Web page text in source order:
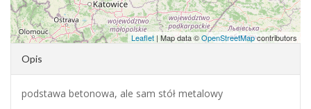
Leaflet | Map data ©OpenStreetMapcontributors
Opis
podstawa betonowa, ale sam stół metalowy